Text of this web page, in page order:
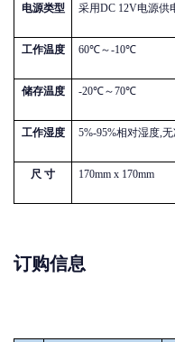
电源类型 采用DC 12V电源供
工作温度 60℃～-10℃
储存温度 -20℃～70℃
工作湿度 5%-95%相对湿度,
尺 寸 170mm x 170mm
订购信息